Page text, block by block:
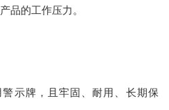
的工作压力。
牌，且牢固、耐用、长期保